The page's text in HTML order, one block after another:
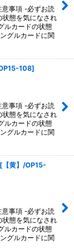
意事項 -必ずお読
態を気になされ
ルカードの状態
グルカードに関
108]
意事項 -必ずお読
態を気になされ
ルカードの状態
グルカードに関
[ 【黄】/OP15-
意事項 -必ずお読
態を気になされ
ルカードの状態
グルカードに関